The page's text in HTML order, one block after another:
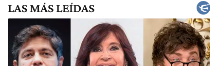
LAS MÁS LEÍDAS